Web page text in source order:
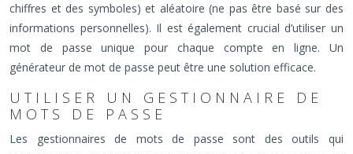
chiffres et des symboles) et aléatoire (ne pas être basé sur des
informations personnelles). Il est également crucial d’utiliser un
mot de passe unique pour chaque compte en ligne. Un
générateur de mot de passe peut être une solution efficace.
UTILISER UN GESTIONNAIRE DE
MOTS DE PASSE
Les gestionnaires de mots de passe sont des outils qui